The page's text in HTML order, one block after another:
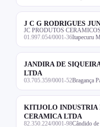
J C G RODRIGUES
JC PRODUTOS CERAMICOS
01.997.054/0001-36Itapecuru
JANDIRA DE
LTDA
03.705.359/0001-52Bragança
KITIJOLO INDUSTRIA
CERAMICA LTDA
82.350.224/0001-98Cândido